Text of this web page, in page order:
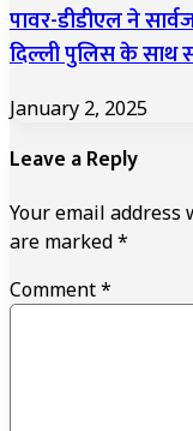
पावर-डीडीएल ने
दिल्ली पुलिस के साथ
January 2, 2025
Leave a Reply
Your email
are marked*
Comment*